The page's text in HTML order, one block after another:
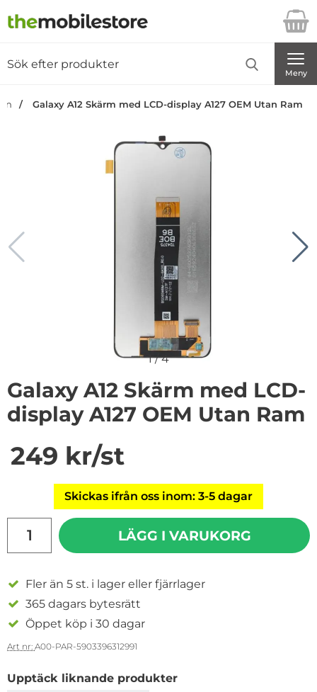
Startsidan för Danira Telecom AB
Meny
Galaxy A12 Skärm med LCD-display A127 OEM Utan Ram
1/4
Galaxy A12 Skärm med LCD-
display A127 OEM Utan Ram
pris
249 kr/st
Skickas ifrån oss inom: 3-5 dagar
LÄGG I VARUKORG
Fler än 5 st. i lager eller fjärrlager
365 dagars bytesrätt
Öppet köp i 30 dagar
Art nr: A00-PAR-5903396312991
Upptäck liknande produkter